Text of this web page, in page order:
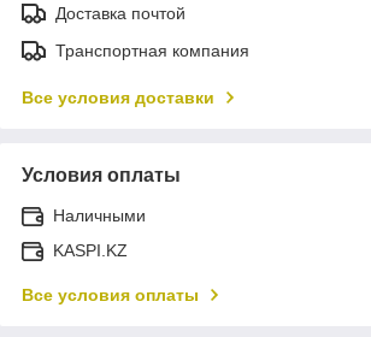
Доставка почтой
Транспортная компания
Все условия доставки
Условия оплаты
Наличными
KASPI.KZ
Все условия оплаты